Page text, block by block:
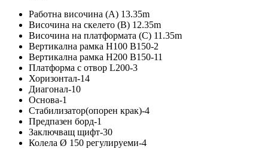
Работна височина (А) 13.35m
Височина на скелето (B) 12.35m
Височина на платформата (C) 11.35m
Вертикална рамка H100 B150-2
Вертикална рамка H200 B150-11
Платформа с отвор L200-3
Хоризонтал-14
Диагонал-10
Основа-1
Стабилизатор(опорен крак)-4
Предпазен борд-1
Заключващ щифт-30
Колела Ø 150 регулируеми-4